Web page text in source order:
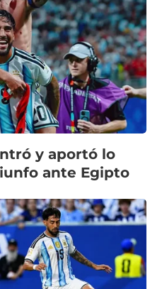
y aportó lo
ante Egipto